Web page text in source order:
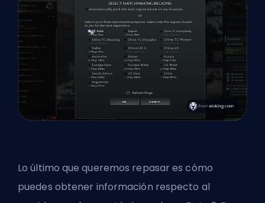
Lo último que queremos repasar es cómo
puedes obtener información respecto al